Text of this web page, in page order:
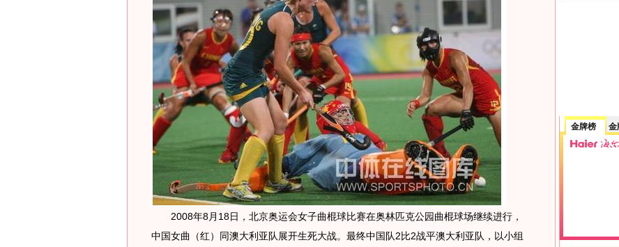
2008年8月18日，北京奥运会女子曲棍球比赛在奥林匹克公园曲棍球场继续进行，
中国女曲（红）同澳大利亚队展开生死大战。最终中国队2比2战平澳大利亚队，以小组
金牌榜 金